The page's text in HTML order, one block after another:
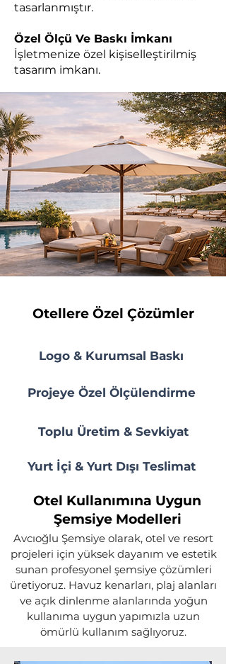
tasarlanmıştır.
Özel Ölçü Ve Baskı İmkanı
İşletmenize özel kişiselleştirilmiş
tasarım imkanı.
Otellere Özel Çözümler
Logo & Kurumsal Baskı
Projeye Özel Ölçülendirme
Yurt İçi & Yurt Dışı Teslimat
Toplu Üretim & Sevkiyat
Otel Kullanımına Uygun
Şemsiye Modelleri
Avcıoğlu Şemsiye olarak, otel ve resort
projeleri için yüksek dayanım ve estetik
sunan profesyonel şemsiye çözümleri
üretiyoruz. Havuz kenarları, plaj alanları
ve açık dinlenme alanlarında yoğun
kullanıma uygun yapımızla uzun
ömürlü kullanım sağlıyoruz.